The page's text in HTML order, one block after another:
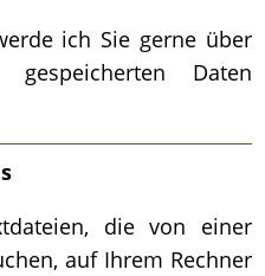
ich Sie gerne über
Daten
die von einer
auf Ihrem Rechner